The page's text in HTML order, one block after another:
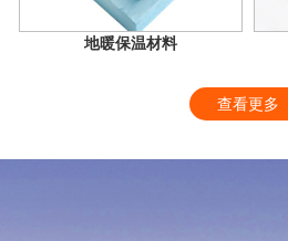
地暖保温材料
查看更多